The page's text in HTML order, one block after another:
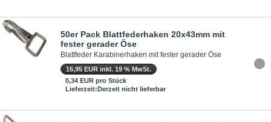
50er Pack Blattfederhaken 20x43mm mit
fester gerader Öse
Blattfeder Karabinerhaken mit fester gerader Öse
16,95 EUR inkl. 19 % MwSt.
0,34 EUR pro Stück
Lieferzeit:Derzeit nicht lieferbar